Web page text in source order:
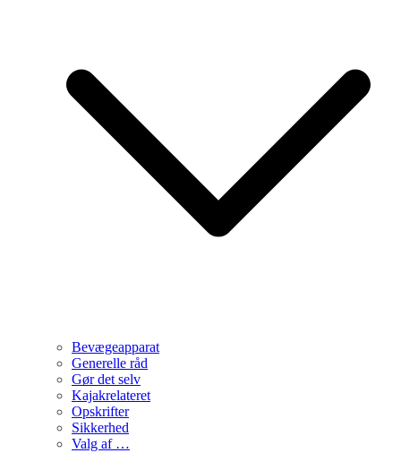
Bevægeapparat
Generelle råd
Gør det selv
Kajakrelateret
Opskrifter
Sikkerhed
Valg af …